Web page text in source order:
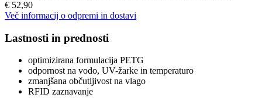
€ 52,90
Več informacij o odpremi in dostavi
Lastnosti in prednosti
optimizirana formulacija PETG
odpornost na vodo, UV-žarke in temperaturo
zmanjšana občutljivost na vlago
RFID zaznavanje